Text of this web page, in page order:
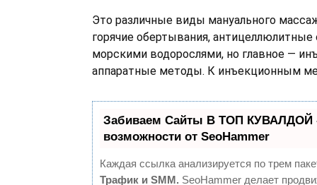
Это различные виды мануального
горячие обертывания,
морскими водорослями, но главное —
аппаратные методы. К инъекционным
Забиваем Сайты В ТОП КУВАЛДОЙ
возможности от SeoHammer
Каждая ссылка анализируется по трем
Трафик и SMM. SeoHammer делает